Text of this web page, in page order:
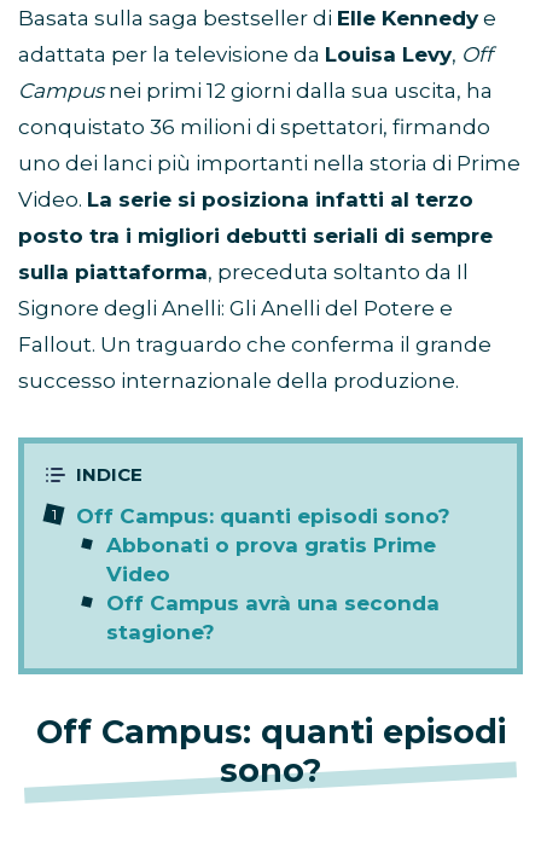
Basata sulla saga bestseller di Elle Kennedye
adattata per la televisione da Louisa Levy, Off
Campusnei primi 12 giorni dalla sua uscita, ha
conquistato 36 milioni di spettatori, firmando
uno dei lanci più importanti nella storia di Prime
Video. La serie si posiziona infatti al terzo
posto tra i migliori debutti seriali di sempre
sulla piattaforma, preceduta soltanto da Il
Signore degli Anelli: Gli Anelli del Potere e
Fallout. Un traguardo che conferma il grande
successo internazionale della produzione.
Off Campus: quanti episodi sono?
Abbonati o prova gratis Prime
Video
Off Campus avrà una seconda
stagione?
Off Campus: quanti episodi
sono?